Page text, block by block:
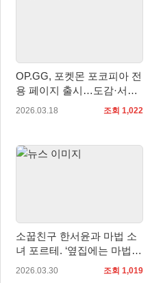
OP.GG, 포켓몬 포코피아 전
용 페이지 출시…도감·서식
지 정보 한눈에 확인
2026.03.18 조회 1,022
소꿉친구 한서윤과 마법 소
녀 포르테. ‘옆집에는 마법소
녀/소꿉친구가 산다’ 펀딩 성
2026.03.30 조회 1,019